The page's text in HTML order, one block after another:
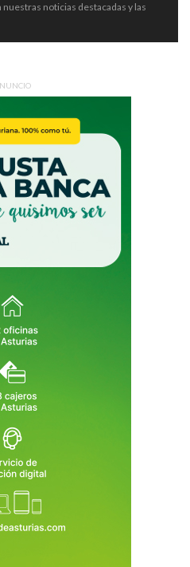
noticias destacadas y las